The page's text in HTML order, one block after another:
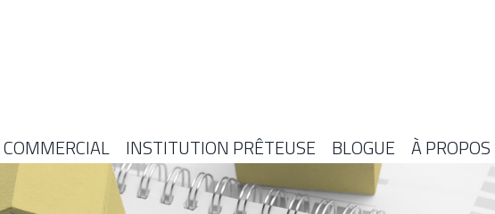
COMMERCIAL INSTITUTION PRÊTEUSE BLOGUE À PROPOS